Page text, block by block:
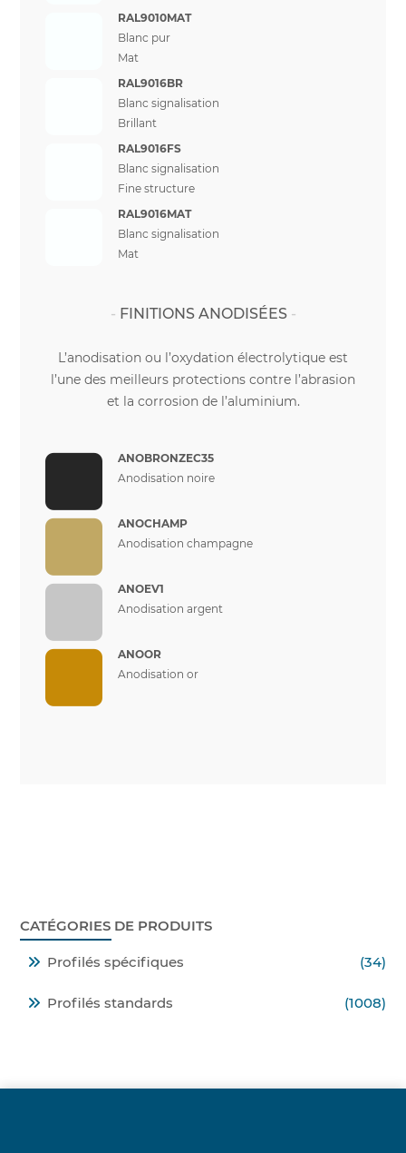
RAL9010MAT
Blanc pur
Mat
RAL9016BR
Blanc signalisation
Brillant
RAL9016FS
Blanc signalisation
Fine structure
RAL9016MAT
Blanc signalisation
Mat
FINITIONS ANODISÉES
L’anodisation ou l’oxydation électrolytique est
l’une des meilleurs protections contre l’abrasion
et la corrosion de l’aluminium.
ANOBRONZEC35
Anodisation noire
ANOCHAMP
Anodisation champagne
ANOEV1
Anodisation argent
ANOOR
Anodisation or
CATÉGORIES DE PRODUITS
Profilés spécifiques (34)
Profilés standards (1008)